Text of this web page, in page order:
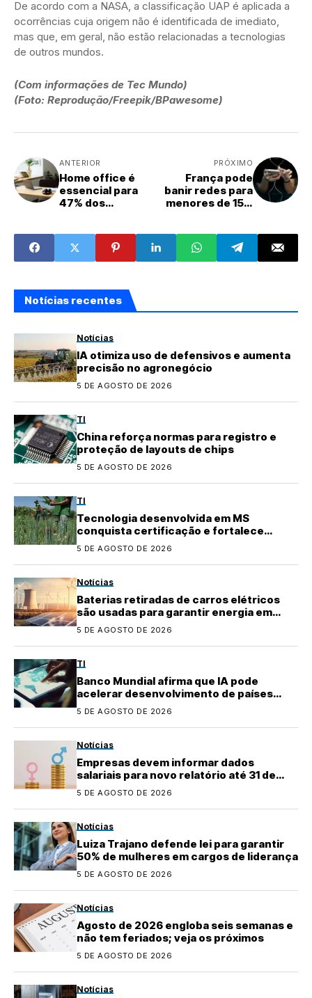
De acordo com a NASA, a classificação UAP é aplicada a
ocorrências cuja origem não é identificada de imediato,
mas que, em geral, não estão relacionadas a tecnologias
de outros mundos.
(Com informações de Tec Mundo)
(Foto: Reprodução/Freepik/BPawesome)
ANTERIOR
Home office é
essencial para
47% dos
PRÓXIMO
França pode
banir redes para
menores de 15 e
Notícias recentes
Notícias
IA otimiza uso de defensivos e aumenta
precisão no agronegócio
5 DE AGOSTO DE 2026
TI
China reforça normas para registro e
proteção de layouts de chips
5 DE AGOSTO DE 2026
TI
Tecnologia desenvolvida em MS
conquista certificação e fortalece
5 DE AGOSTO DE 2026
Notícias
Baterias retiradas de carros elétricos
são usadas para garantir energia em
áreas rurais
5 DE AGOSTO DE 2026
TI
Banco Mundial afirma que IA pode
acelerar desenvolvimento de países
emergentes
5 DE AGOSTO DE 2026
Notícias
Empresas devem informar dados
salariais para novo relatório até 31 de
agosto
5 DE AGOSTO DE 2026
Notícias
Luiza Trajano defende lei para garantir
50% de mulheres em cargos de liderança
5 DE AGOSTO DE 2026
Notícias
Agosto de 2026 engloba seis semanas e
não tem feriados; veja os próximos
5 DE AGOSTO DE 2026
Notícias